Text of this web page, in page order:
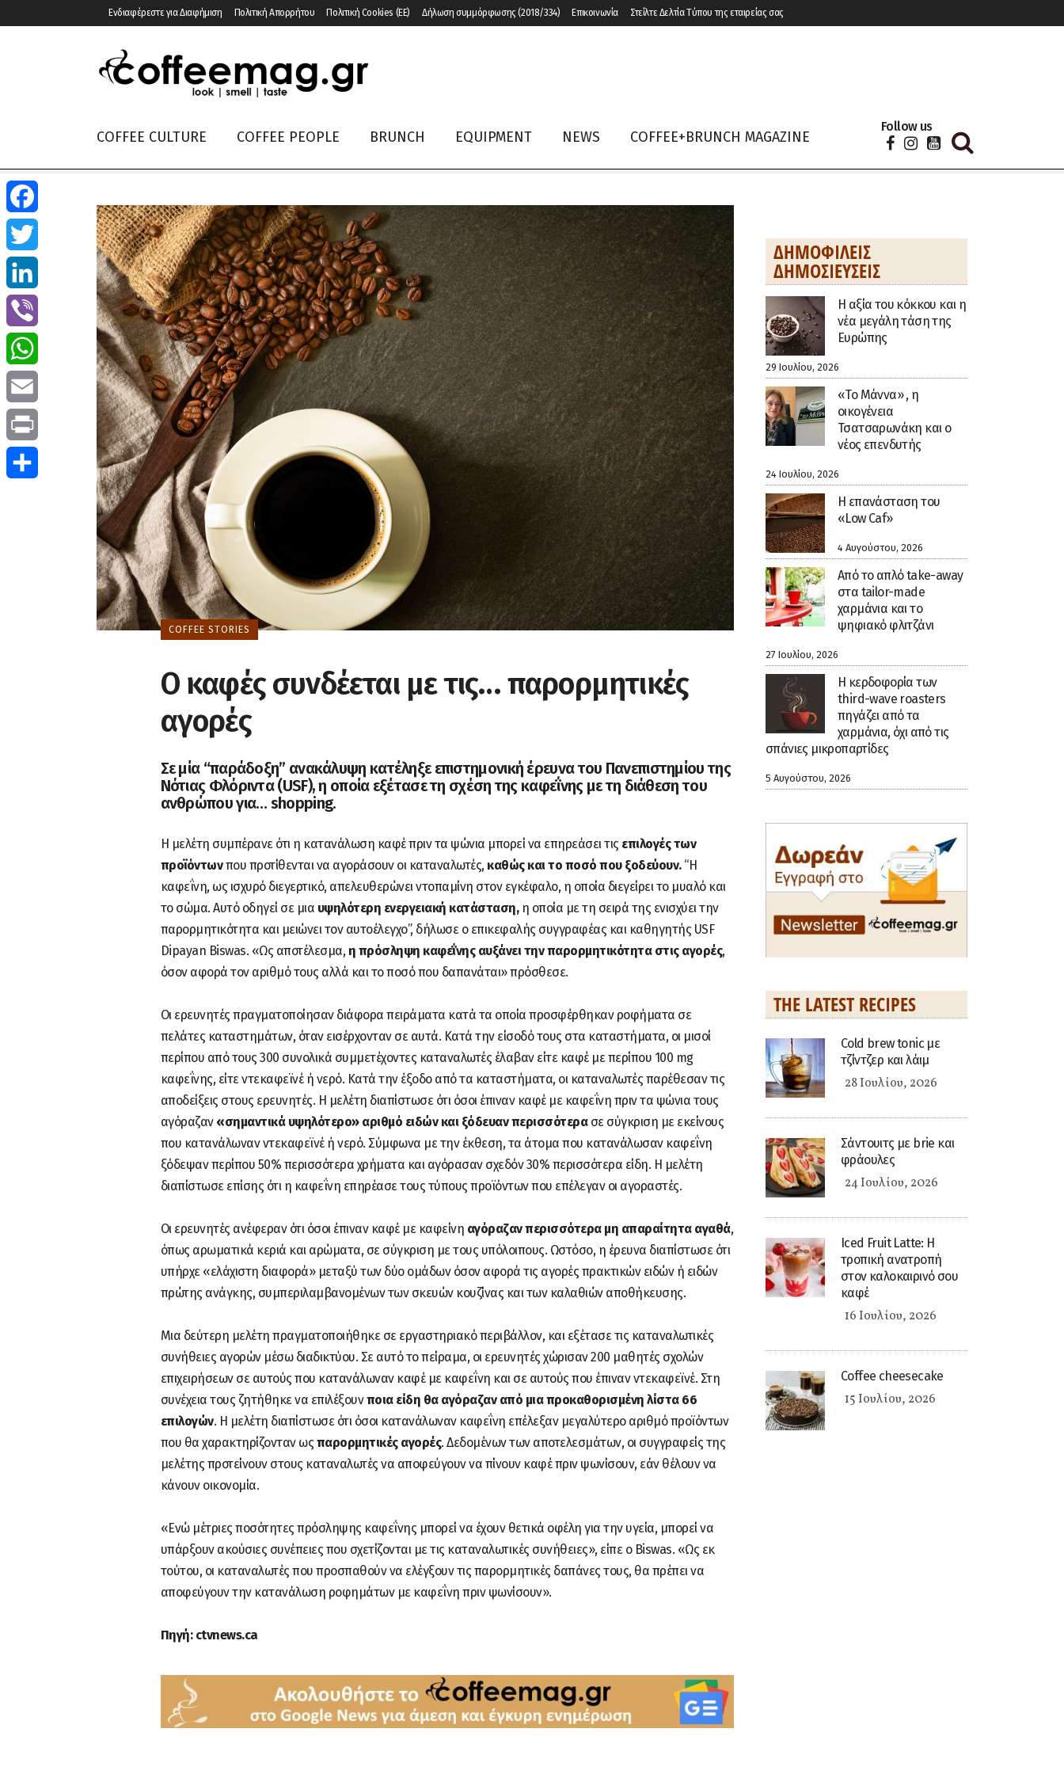
Ενδιαφέρεστε για Διαφήμιση Πολιτική Απορρήτου Πολιτική Cookies (ΕΕ) Δήλωση συμμόρφωσης (2018/334) Επικοινωνία Στείλτε Δελτία Τύπου της εταιρείας σας
COFFEE CULTURE COFFEE PEOPLE BRUNCH EQUIPMENT NEWS COFFEE+BRUNCH MAGAZINE
Follow us
COFFEE STORIES
Ο καφές συνδέεται με τις… παρορμητικές
αγορές
Σε μία “παράδοξη” ανακάλυψη κατέληξε επιστημονική έρευνα του Πανεπιστημίου της
Νότιας Φλόριντα (USF), η οποία εξέτασε τη σχέση της καφεΐνης με τη διάθεση του
ανθρώπου για… shopping.
Η μελέτη συμπέρανε ότι η κατανάλωση καφέ πριν τα ψώνια μπορεί να επηρεάσει τις επιλογές των
προϊόντωνπου προτίθενται να αγοράσουν οι καταναλωτές, καθώς και το ποσό που ξοδεύουν. “Η
καφεΐνη, ως ισχυρό διεγερτικό, απελευθερώνει ντοπαμίνη στον εγκέφαλο, η οποία διεγείρει το μυαλό και
το σώμα. Αυτό οδηγεί σε μια υψηλότερη ενεργειακή κατάσταση,η οποία με τη σειρά της ενισχύει την
παρορμητικότητα και μειώνει τον αυτοέλεγχο”, δήλωσε ο επικεφαλής συγγραφέας και καθηγητής USF
Dipayan Biswas. «Ως αποτέλεσμα, η πρόσληψη καφεΐνης αυξάνει την παρορμητικότητα στις αγορές,
όσον αφορά τον αριθμό τους αλλά και το ποσό που δαπανάται» πρόσθεσε.
Οι ερευνητές πραγματοποίησαν διάφορα πειράματα κατά τα οποία προσφέρθηκαν ροφήματα σε
πελάτες καταστημάτων, όταν εισέρχονταν σε αυτά. Κατά την είσοδό τους στα καταστήματα, οι μισοί
περίπου από τους 300 συνολικά συμμετέχοντες καταναλωτές έλαβαν είτε καφέ με περίπου 100 mg
καφεΐνης, είτε ντεκαφεϊνέ ή νερό. Κατά την έξοδο από τα καταστήματα, οι καταναλωτές παρέθεσαν τις
αποδείξεις στους ερευνητές. Η μελέτη διαπίστωσε ότι όσοι έπιναν καφέ με καφεΐνη πριν τα ψώνια τους
αγόραζαν«σημαντικά υψηλότερο» αριθμό ειδών και ξόδευαν περισσότερασε σύγκριση με εκείνους
που κατανάλωναν ντεκαφεϊνέ ή νερό. Σύμφωνα με την έκθεση, τα άτομα που κατανάλωσαν καφεΐνη
ξόδεψαν περίπου 50% περισσότερα χρήματα και αγόρασαν σχεδόν 30% περισσότερα είδη. Η μελέτη
διαπίστωσε επίσης ότι η καφεΐνη επηρέασε τους τύπους προϊόντων που επέλεγαν οι αγοραστές.
Οι ερευνητές ανέφεραν ότι όσοι έπιναν καφέ με καφείνη αγόραζαν περισσότερα μη απαραίτητα αγαθά,
όπως αρωματικά κεριά και αρώματα, σε σύγκριση με τους υπόλοιπους. Ωστόσο, η έρευνα διαπίστωσε ότι
υπήρχε «ελάχιστη διαφορά» μεταξύ των δύο ομάδων όσον αφορά τις αγορές πρακτικών ειδών ή ειδών
πρώτης ανάγκης, συμπεριλαμβανομένων των σκευών κουζίνας και των καλαθιών αποθήκευσης.
Μια δεύτερη μελέτη πραγματοποιήθηκε σε εργαστηριακό περιβάλλον, και εξέτασε τις καταναλωτικές
συνήθειες αγορών μέσω διαδικτύου. Σε αυτό το πείραμα, οι ερευνητές χώρισαν 200 μαθητές σχολών
επιχειρήσεων σε αυτούς που κατανάλωναν καφέ με καφεΐνη και σε αυτούς που έπιναν ντεκαφεϊνέ. Στη
συνέχεια τους ζητήθηκε να επιλέξουνποια είδη θα αγόραζαν από μια προκαθορισμένη λίστα 66
επιλογών. Η μελέτη διαπίστωσε ότι όσοι κατανάλωναν καφεΐνη επέλεξαν μεγαλύτερο αριθμό προϊόντων
που θα χαρακτηρίζονταν ως παρορμητικές αγορές. Δεδομένων των αποτελεσμάτων, οι συγγραφείς της
μελέτης προτείνουν στους καταναλωτές να αποφεύγουν να πίνουν καφέ πριν ψωνίσουν, εάν θέλουν να
κάνουν οικονομία.
«Ενώ μέτριες ποσότητες πρόσληψης καφεΐνης μπορεί να έχουν θετικά οφέλη για την υγεία, μπορεί να
υπάρξουν ακούσιες συνέπειες που σχετίζονται με τις καταναλωτικές συνήθειες», είπε ο Biswas. «Ως εκ
τούτου, οι καταναλωτές που προσπαθούν να ελέγξουν τις παρορμητικές δαπάνες τους, θα πρέπει να
αποφεύγουν την κατανάλωση ροφημάτων με καφεΐνη πριν ψωνίσουν».
Πηγή: ctvnews.ca
ΔΗΜΟΦΙΛΕΊΣ
ΔΗΜΟΣΙΕΎΣΕΙΣ
H αξία του κόκκου και η
νέα μεγάλη τάση της
Ευρώπης
29 Ιουλίου, 2026
«Το Μάννα» , η
οικογένεια
Τσατσαρωνάκη και ο
νέος επενδυτής
24 Ιουλίου, 2026
Η επανάσταση του
«Low Caf»
4 Αυγούστου, 2026
Από το απλό take-away
στα tailor-made
χαρμάνια και το
ψηφιακό φλιτζάνι
27 Ιουλίου, 2026
Η κερδοφορία των
third-wave roasters
πηγάζει από τα
χαρμάνια, όχι από τις
σπάνιες μικροπαρτίδες
5 Αυγούστου, 2026
THE LATEST RECIPES
Cold brew tonic με
τζίντζερ και λάιμ
28 Ιουλίου, 2026
Σάντουιτς με brie και
φράουλες
24 Ιουλίου, 2026
Iced Fruit Latte: Η
τροπική ανατροπή
στον καλοκαιρινό σου
καφέ
16 Ιουλίου, 2026
Coffee cheesecake
15 Ιουλίου, 2026
Facebook
Twitter
LinkedIn
Viber
WhatsApp
Email
Print